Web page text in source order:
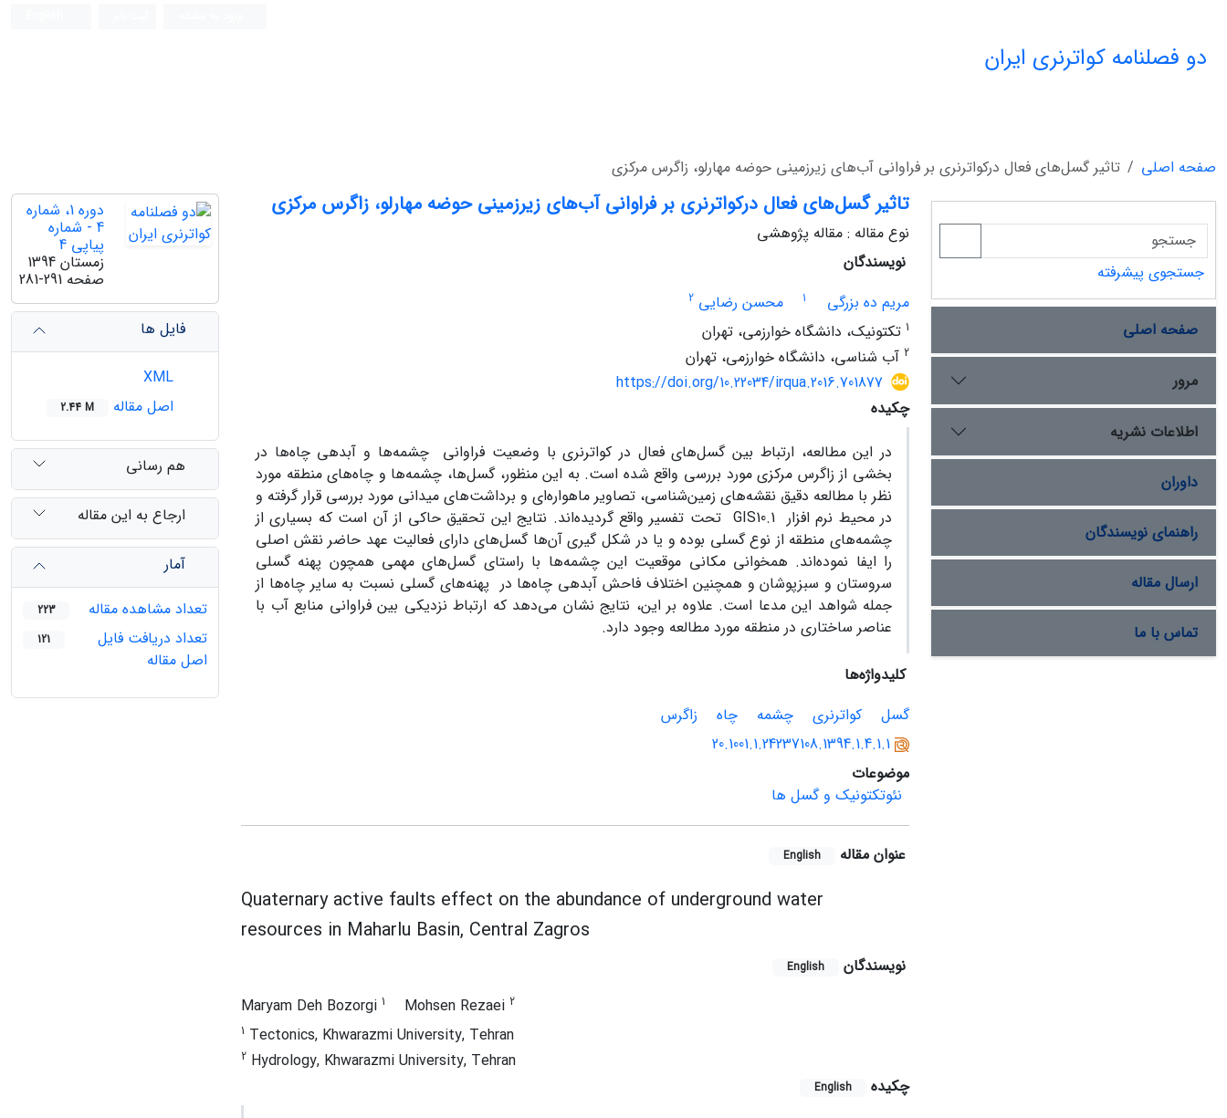
دو فصلنامه کواترنری ایران
صفحه اصلی تاثیر گسل‌های فعال درکواترنری بر فراوانی آب‌های زیرزمینی حوضه مهارلو، زاگرس مرکزی
تاثیر گسل‌های فعال درکواترنری بر فراوانی آب‌های زیرزمینی حوضه مهارلو، زاگرس مرکزی
نوع مقاله : مقاله پژوهشی
نویسندگان
مریم ده بزرگی
1 محسن رضایی 2
1 تکتونیک، دانشگاه خوارزمی، تهران
2 آب شناسی، دانشگاه خوارزمی، تهران
https://doi.org/10.22034/irqua.2016.701877
چکیده
در این مطالعه، ارتباط بین گسل‌های فعال در کواترنری با وضعیت فراوانی چشمه‌ها و آبدهی چاه‌ها در
بخشی از زاگرس مرکزی مورد بررسی واقع شده است. به این منظور، گسل‌ها، چشمه‌ها و چاه‌های منطقه مورد
نظر با مطالعه دقیق نقشه‌های زمین‌شناسی، تصاویر ماهواره‌ای و برداشت‌های میدانی مورد بررسی قرار گرفته و
در محیط نرم افزارGIS10.1 تحت تفسیر واقع گردیده‌اند. نتایج این تحقیق حاکی از آن است که بسیاری از
چشمه‌های منطقه از نوع گسلی بوده و یا در شکل گیری آن‌ها گسل‌های دارای فعالیت عهد حاضر نقش اصلی
را ایفا نموده‌اند. همخوانی مکانی موقعیت این چشمه‌ها با راستای گسل‌های مهمی همچون پهنه گسلی
سروستان و سبزپوشان و همچنین اختلاف فاحش آبدهی چاه‌ها در پهنه‌های گسلی نسبت به سایر چاه‌ها از
جمله شواهد این مدعا است. علاوه بر این، نتایج نشان می‌دهد که ارتباط نزدیکی بین فراوانی منابع آب با
عناصر ساختاری در منطقه مورد مطالعه وجود دارد.
کلیدواژه‌ها
گسل‌
کواترنری چشمه چاه
زاگرس
20.1001.1.24237108.1394.1.4.1.1
موضوعات
نئوتکتونیک و گسل ها
عنوان مقاله English
Quaternary active faults effect on the abundance of underground water
resources in Maharlu Basin, Central Zagros
نویسندگان English
Maryam Deh Bozorgi 1 Mohsen Rezaei 2
1 Tectonics, Khwarazmi University, Tehran
2 Hydrology, Khwarazmi University, Tehran
چکیده
English
دوره 1، شماره
4 - شماره
پیاپی 4
زمستان 1394
صفحه 281-291
فایل ها
اصل مقاله
2.44 M
هم رسانی
ارجاع به این مقاله
آمار
تعداد مشاهده مقاله
223
تعداد دریافت فایل
اصل مقاله
121
جستجوی پیشرفته
صفحه اصلی
مرور
اطلاعات نشریه
داوران
راهنمای نویسندگان
ارسال مقاله
تماس با ما